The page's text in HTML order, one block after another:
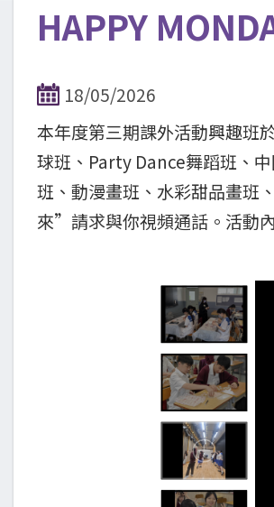
HAPPY
18/05/2026
本年度第三期課外活動興趣班
球班、Party Dance舞蹈班、
班、動漫畫班、水彩甜品畫班
來”請求與你視頻通話。活動